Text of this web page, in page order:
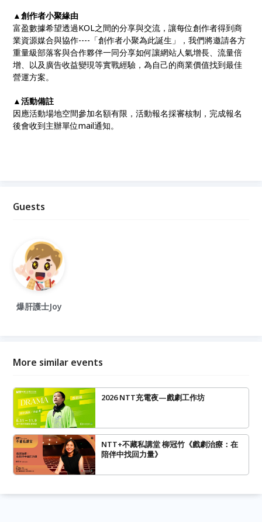
▲創作者小聚緣由
富盈數據希望透過KOL之間的分享與交流，讓每位創作者得到商
業資源媒合與協作----「創作者小聚為此誕生」，我們將邀請各方
重量級部落客與合作夥伴一同分享如何讓網站人氣增長、流量倍
增、以及廣告收益變現等實戰經驗，為自己的商業價值找到最佳
營運方案。
▲活動備註
因應活動場地空間參加名額有限，活動報名採審核制，完成報名
後會收到主辦單位mail通知。
Guests
爆肝護士Joy
More similar events
2026 NTT充電夜—戲劇工作坊
NTT+不藏私講堂 柳冠竹《戲劇治療：在
陪伴中找回力量》